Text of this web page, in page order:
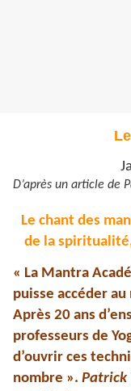
D’après un article de
Le chant des
de la
« La Mantra
puisse accéder
Après 20 ans
professeurs de
d’ouvrir ces
nombre ». Patrick